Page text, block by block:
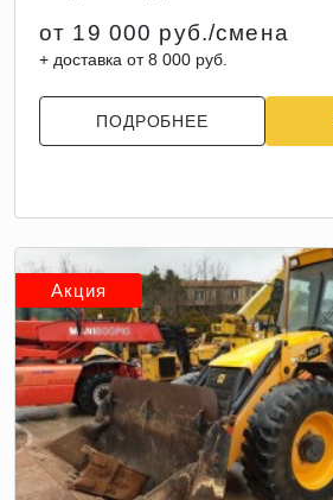
от 19 000 руб./смена
+ доставка от 8 000 руб.
ПОДРОБНЕЕ
Акция